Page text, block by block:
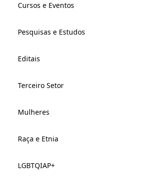
Cursos e Eventos
Pesquisas e Estudos
Editais
Terceiro Setor
Mulheres
Raça e Etnia
LGBTQIAP+